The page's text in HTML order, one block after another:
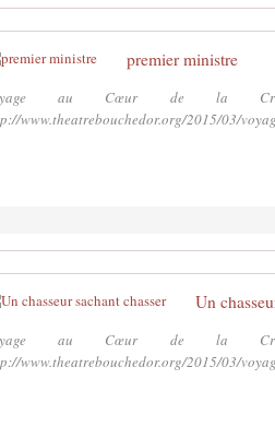
premier ministre
au Cœur de la
www.theatrebouchedor.org/2015/03/
Un
au Cœur de la
www.theatrebouchedor.org/2015/03/